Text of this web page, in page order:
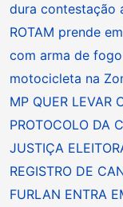
dura contestação
ROTAM prende
com arma de
motocicleta na
MP QUER LEVAR
PROTOCOLO DA
JUSTIÇA
REGISTRO DE
FURLAN ENTRA